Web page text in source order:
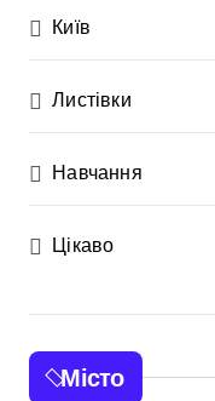
Київ
Листівки
Навчання
Цікаво
Місто